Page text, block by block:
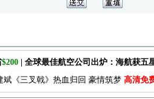
$200 | 全球最佳航空公司出炉：海航获五
《三叉戟》热血归回 豪情筑梦 高清免